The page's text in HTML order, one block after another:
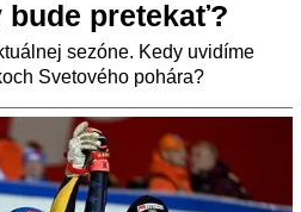
bude pretekať?
sezóne. Kedy uvidíme
Svetového pohára?